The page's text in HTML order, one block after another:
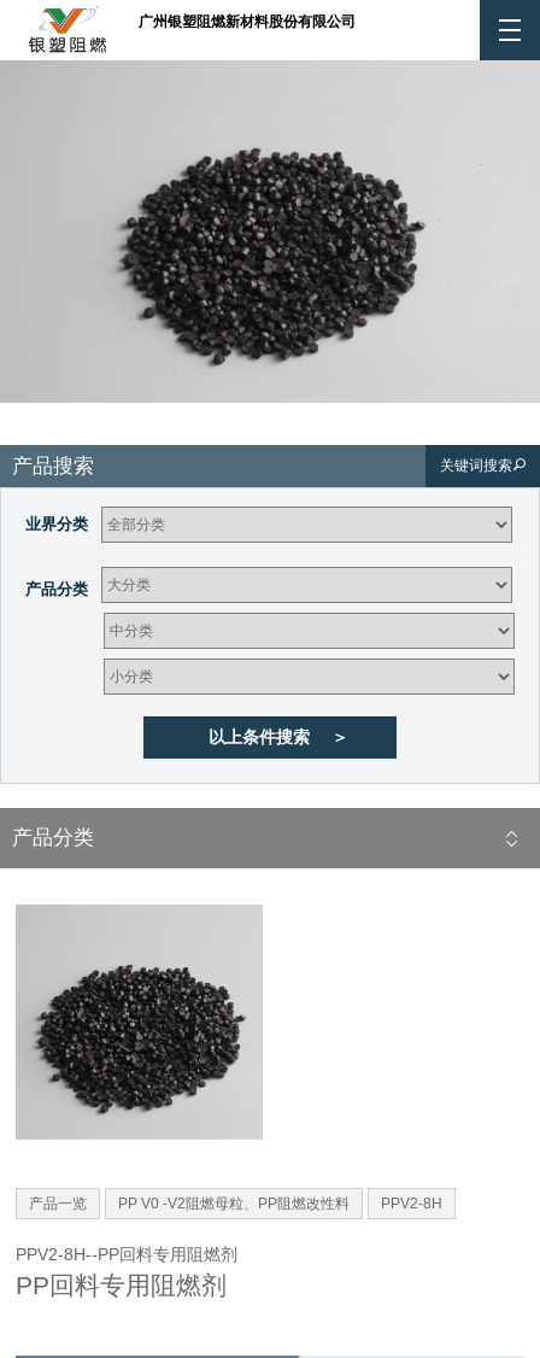
广州银塑阻燃新材料股份有限公司
产品搜索 关键词搜索
业界分类
产品分类
产品分类
产品一览 PP V0 -V2阻燃母粒、PP阻燃改性料 PPV2-8H
PPV2-8H--PP回料专用阻燃剂
PP回料专用阻燃剂